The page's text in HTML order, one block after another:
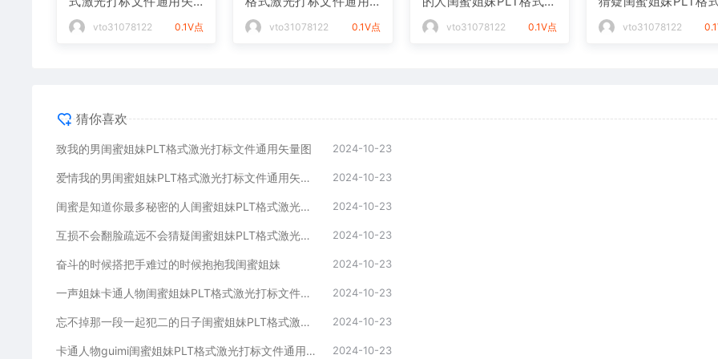
量图
vto31078122 0.1V点
矢量图
vto31078122 0.1V点
光打标文件通用矢量图
vto31078122 0.1V点
光打标文件通用矢量图
vto31078122
猜你喜欢
致我的男闺蜜姐妹PLT格式激光打标文件通用矢量图 2024-10-23
爱情我的男闺蜜姐妹PLT格式激光打标文件通用矢量图 2024-10-23
闺蜜是知道你最多秘密的人闺蜜姐妹PLT格式激光打标文件通用矢量图 2024-10-23
互损不会翻脸疏远不会猜疑闺蜜姐妹PLT格式激光打标文件通用矢量图 2024-10-23
奋斗的时候搭把手难过的时候抱抱我闺蜜姐妹 2024-10-23
一声姐妹卡通人物闺蜜姐妹PLT格式激光打标文件通用矢量图 2024-10-23
忘不掉那一段一起犯二的日子闺蜜姐妹PLT格式激光打标文件通用矢量图 2024-10-23
卡通人物guimi闺蜜姐妹PLT格式激光打标文件通用矢量图 2024-10-23